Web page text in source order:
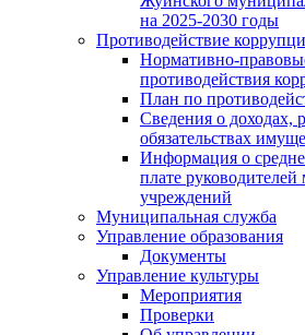
на 2025-2030 годы
Противодействие
Нормативно-
противодействия
План по
Сведения о доходах,
обязательствах
Информация о
плате
учреждений
Муниципальная служба
Управление образования
Документы
Управление культуры
Мероприятия
Проверки